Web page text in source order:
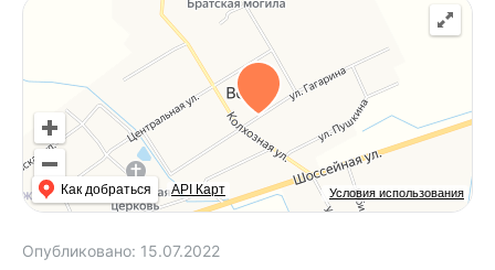
Условия использования
Как добраться API Карт
Опубликовано: 15.07.2022